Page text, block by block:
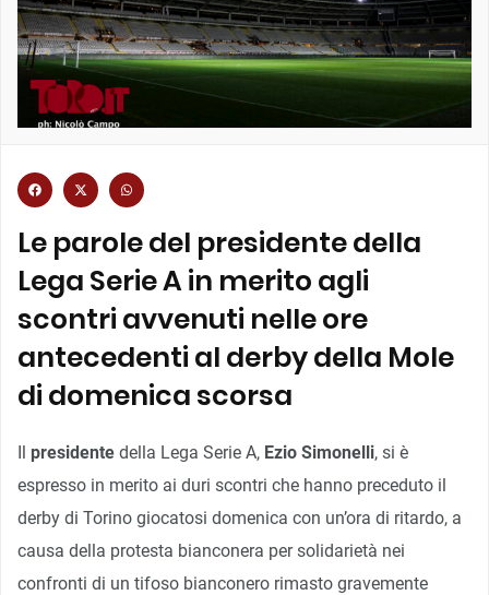
Le parole del presidente della
Lega Serie A in merito agli
scontri avvenuti nelle ore
antecedenti al derby della Mole
di domenica scorsa
Il presidente della Lega Serie A, Ezio Simonelli, si è
espresso in merito ai duri scontri che hanno preceduto il
derby di Torino giocatosi domenica con un’ora di ritardo, a
causa della protesta bianconera per solidarietà nei
confronti di un tifoso bianconero rimasto gravemente